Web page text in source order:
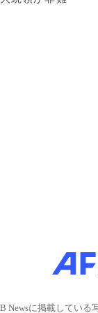
Newsに掲載している